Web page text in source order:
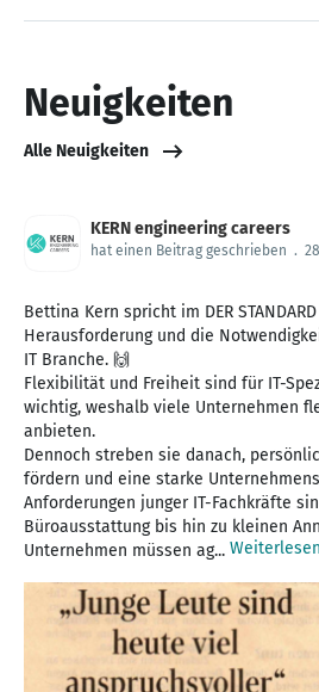
Neuigkeiten
Alle Neuigkeiten
KERN engineering careers
hat einen Beitrag geschrieben .
Bettina Kern spricht im DER
Herausforderung und die
IT Branche. 🙌
Flexibilität und Freiheit sind für IT-
wichtig, weshalb viele Unternehmen
anbieten.
Dennoch streben sie danach,
fördern und eine starke
Anforderungen junger IT-Fachkräfte
Büroausstattung bis hin zu kleinen
Unternehmen müssen ag... Weiterlesen